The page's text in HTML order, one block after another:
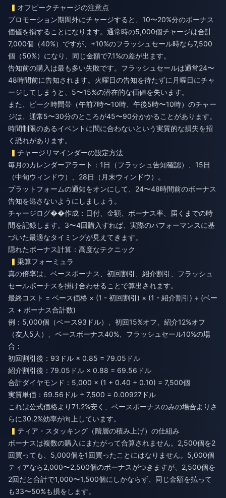
オフピークチャージの注意点
プロモーション期間外にチャージすると、10〜20%分のボーナス
価値を損することになります。通常時の5,000個チャージは合計
7,000個（40%）ですが、+10%のフラッシュセール時なら7,500
個（50%）になり、同じ金額で7.1%の差が出ます。
告知前の購入は最も多い失敗です。フラッシュセールは通常24〜
48時間前に告知されます。火曜日の告知を待たずに月曜日にチャ
ージしてしまうと、5〜15%の潜在的な価値を失います。
また、ピーク時間帯（午前7時〜10時、午後5時〜10時）のチャー
ジは、通常5〜30分のところが45〜90分かかることがあります。
時間制限のあるイベントに間に合わないという実質的な損失を招
く恐れがあります。
チャージリマインダーの設定方法
毎月のカレンダーアラート：1日（フラッシュ告知確認）、15日
（中旬ウィンドウ）、28日（月末ウィンドウ）。
プラットフォームの通知をオンにして、24〜48時間前のボーナス
告知を逃さないようにしましょう。
チャージログ��作成：日付、金額、ボーナス率、届くまでの時
間を記録します。3〜4回購入すれば、実際のパフォーマンスに基
づいた最適なタイミングが見えてきます。
隠れたボーナス計算：高度なテクニック
乗算フォーミュラ
真の倍率は、ベースボーナス、初回割引、紹介割引、フラッシュ
セールボーナスを掛け合わせることで算出されます。
最終コスト = ベース価格 × (1 - 初回割引) × (1 - 紹介割引) ÷ (ベー
ス + ボーナス合計数)
例：5,000個（ベース93ドル）、初回15%オフ、紹介12%オフ
（友人5人）、ベースボーナス40%、フラッシュセール10%の場
合：
初回割引後：93ドル × 0.85 = 79.05ドル
紹介割引後：79.05ドル × 0.88 = 69.56ドル
合計ダイヤモンド：5,000 × (1 + 0.40 + 0.10) = 7,500個
実質単価：69.56ドル ÷ 7,500 = 0.00927ドル
これは公式価格より71.2%安く、ベースボーナスのみの場合よりさ
らに30.2%効率が向上しています。
ティア・スタッキング（階層の積み上げ）の仕組み
ボーナスは複数の購入にまたがって合算されません。2,500個を2
回買っても、5,000個を1回買ったことにはなりません。5,000個
ティアなら2,000〜2,500個のボーナスがつきますが、2,500個を
2回だと合計で1,000〜1,500個にしかならず、同じ金額を払って
も33〜50%も損をします。